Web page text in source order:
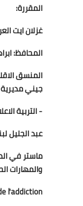
المقررة:
غزلان ايت
المحافظ:
المنسق
جيني مديرية
- التربية
عبد الجليل
ماستر في
والمهارات
l'addiction